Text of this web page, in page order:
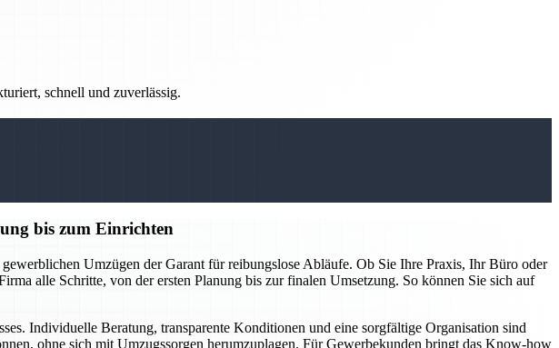
schnell und zuverlässig.
bis zum Einrichten
Umzügen der Garant für reibungslose Abläufe. Ob Sie Ihre Praxis, Ihr Büro oder
alle Schritte, von der ersten Planung bis zur finalen Umsetzung. So können Sie sich auf
Individuelle Beratung, transparente Konditionen und eine sorgfältige Organisation sind
ohne sich mit Umzugssorgen herumzuplagen. Für Gewerbekunden bringt das Know-how